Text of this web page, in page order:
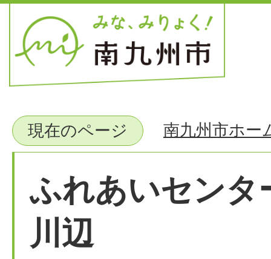
現在のページ 南九州市ホー
ふれあいセンタ
川辺